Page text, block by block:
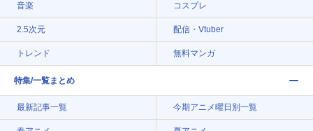
音楽 コスプレ
2.5次元 配信・Vtuber
トレンド 無料マンガ
特集/一覧まとめ
最新記事一覧 今期アニメ曜日別一覧